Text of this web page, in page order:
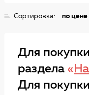
Сортировка: по цене
Для
раздела «
Для